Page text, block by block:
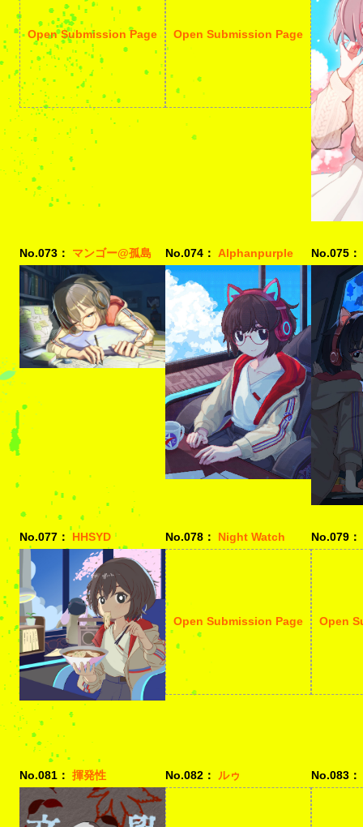
Open Submission Page Open Submission Page
No.073： マンゴー@孤島 No.074： Alphanpurple No.075：
No.077： HHSYD No.078： Night Watch
Open Submission Page
No.079：
Open
No.081： 揮発性 No.082： ルゥ No.083：